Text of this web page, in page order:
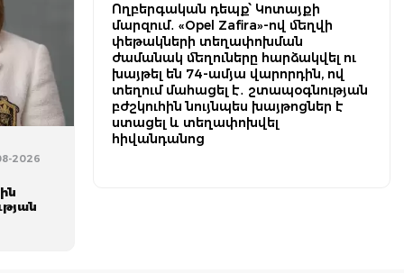
2026
Ողբերգական դեպք՝ Կոտայքի
մարզում․ «Opel Zafira»-ով մեղվի
փեթակների տեղափոխման
ժամանակ մեղուները հարձակվել ու
խայթել են 74-ամյա վարորդին, ով
տեղում մահացել է․ շտապօգնության
բժշկուհին նույնպես խայթոցներ է
ստացել և տեղափոխվել
հիվանդանոց